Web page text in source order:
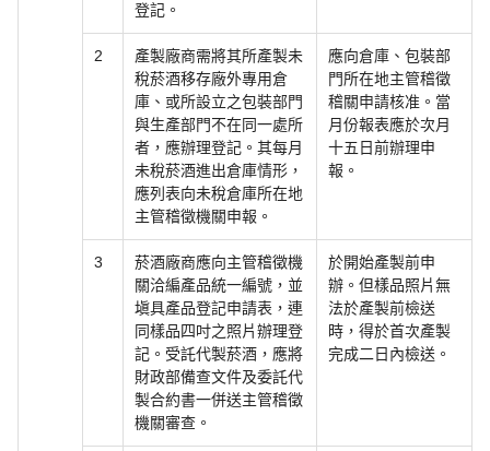
登記。
2
產製廠商需將其所產製未
稅菸酒移存廠外專用倉
庫、或所設立之包裝部門
與生產部門不在同一處所
者，應辦理登記。其每月
未稅菸酒進出倉庫情形，
應列表向未稅倉庫所在地
主管稽徵機關申報。
應向倉庫、包裝部
門所在地主管稽徵
稽關申請核准。當
月份報表應於次月
十五日前辦理申
報。
3
菸酒廠商應向主管稽徵機
關洽編產品統一編號，並
塡具產品登記申請表，連
同樣品四吋之照片辦理登
記。受託代製菸酒，應將
財政部備查文件及委託代
製合約書一併送主管稽徵
機關審查。
於開始產製前申
辦。但樣品照片無
法於產製前檢送
時，得於首次產製
完成二日內檢送。